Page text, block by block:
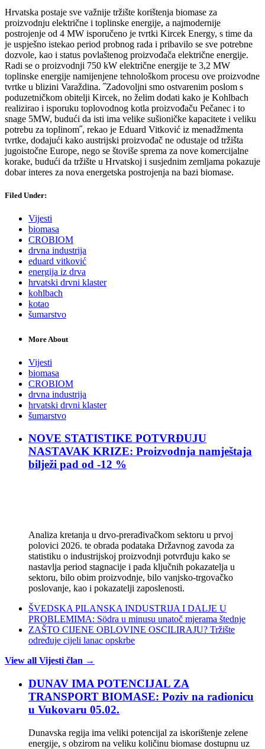
Hrvatska postaje sve važnije tržište korištenja biomase za
proizvodnju električne i toplinske energije, a najmodernije
postrojenje od 4 MW isporučeno je tvrtki Kircek Energy, s time da
je uspješno istekao period probnog rada i pribavilo se sve potrebne
dozvole, kao i status povlaštenog proizvođača električne energije.
Radi se o proizvodnji 750 kW električne energije te 3,2 MW
toplinske energije namijenjene tehnološkom procesu ove proizvodne
tvrtke u blizini Varaždina. ˝Zadovoljni smo ostvarenim poslom s
poduzetničkom obitelji Kircek, no želim dodati kako je Kohlbach
realizirao i isporuku toplovodnog kotla proizvođaču Pečanec i to
snage 5MW, budući da isti ima velike sušioničke kapacitete i veliku
potrebu za toplinom˝, rekao je Eduard Vitković iz menadžmenta
tvrtke, dodajući kako austrijski proizvođač ne odustaje od tržišta
jugoistočne Europe, nego se štoviše sprema za nove komercijalne
korake, budući da tržište u Hrvatskoj i susjednim zemljama pokazuje
dobar interes za nova energetska postrojenja na bazi biomase.
Filed Under:
Vijesti
biomasa
CROBIOM
drvna industrija
eduard vitković
energija iz drva
hrvatski drvni klaster
kohlbach
kotao
šumarstvo
More About
Vijesti
biomasa
CROBIOM
drvna industrija
hrvatski drvni klaster
šumarstvo
NOVE STATISTIKE POTVRĐUJU
NASTAVAK KRIZE: Proizvodnja namještaja
bilježi pad od -12 %
Analiza kretanja u drvo-prerađivačkom sektoru u prvoj
polovici 2026. te obrada podataka Državnog zavoda za
statistiku o industrijskoj proizvodnji potvrđuju kako se
nastavlja period stagnacije i pada ključnih pokazatelja u
sektoru, bilo obim proizvodnje, bilo vanjsko-trgovačko
poslovanje, kao i pokazatelji zaposlenosti.
ŠVEDSKA PILANSKA INDUSTRIJA I DALJE U
PROBLEMIMA: Södra u minusu unatoč mjerama štednje
ZAŠTO CIJENE OBLOVINE OSCILIRAJU? Tržište
određuje cijeli lanac opskrbe
View all Vijesti član →
DUNAV IMA POTENCIJAL ZA
TRANSPORT BIOMASE: Poziv na radionicu
u Vukovaru 05.02.
Dunavska regija ima veliki potencijal za iskorištenje zelene
energije, s obzirom na veliku količinu biomase dostupnu uz